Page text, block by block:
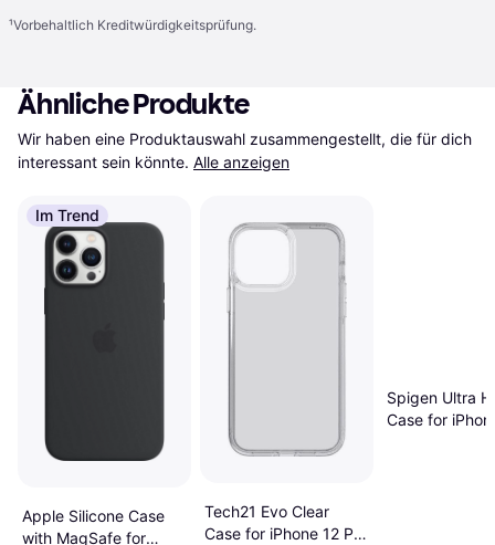
¹Vorbehaltlich Kreditwürdigkeitsprüfung.
Ähnliche Produkte
Wir haben eine Produktauswahl zusammengestellt, die für dich
interessant sein könnte. Alle anzeigen
Im Trend
Apple Silicone Case
with MagSafe for
Tech21 Evo Clear
Case for iPhone 12 Pro
Spigen Ultra
Case for